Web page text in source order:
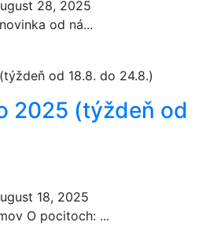
28, 2025
od ná...
2025 (týždeň od
18, 2025
O pocitoch: ...